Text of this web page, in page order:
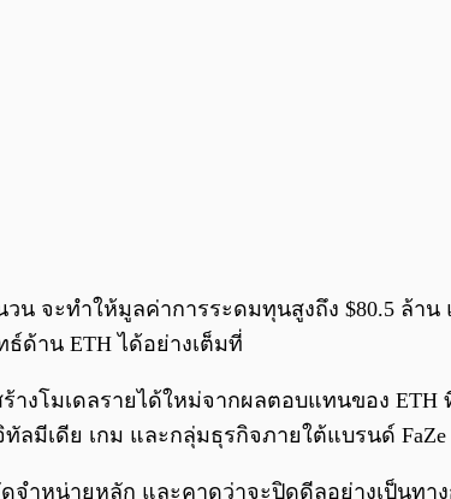
น จะทำให้มูลค่าการระดมทุนสูงถึง $80.5 ล้า
ธ์ด้าน ETH ได้อย่างเต็มที่
งโมเดลรายได้ใหม่จากผลตอบแทนของ ETH
มีเดีย เกม และกลุ่มธุรกิจภายใต้แบรนด์ FaZe
จำหน่ายหลัก และคาดว่าจะปิดดีลอย่างเป็นทา